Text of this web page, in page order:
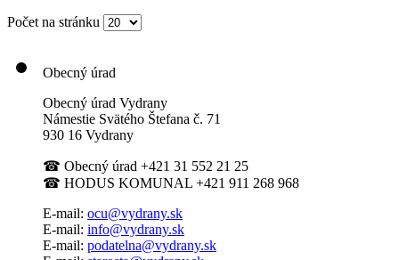
Počet na stránku
Obecný úrad
Obecný úrad Vydrany
Námestie Svätého Štefana č. 71
930 16 Vydrany
☎ Obecný úrad +421 31 552 21 25
☎ HODUS KOMUNAL +421 911 268 968
E-mail: ocu@vydrany.sk
E-mail: info@vydrany.sk
E-mail: podatelna@vydrany.sk